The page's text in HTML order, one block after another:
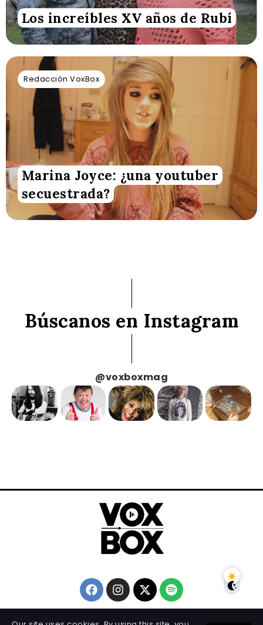
Los increíbles XV años de Rubí
Redacción VoxBox
Marina Joyce: ¿una youtuber
secuestrada?
Búscanos en Instagram
@voxboxmag